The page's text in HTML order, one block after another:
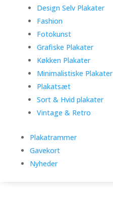
Design Selv Plakater
Fashion
Fotokunst
Grafiske Plakater
Køkken Plakater
Minimalistiske Plakater
Plakatsæt
Sort & Hvid plakater
Vintage & Retro
Plakatrammer
Gavekort
Nyheder